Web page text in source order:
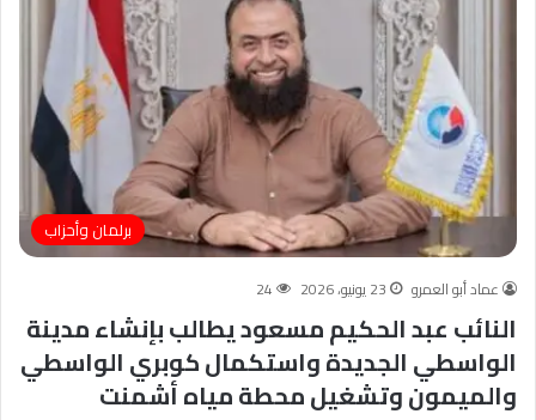
برلمان وأحزاب
عماد أبو العمرو 23 يونيو، 2026 24
النائب عبد الحكيم مسعود يطالب بإنشاء مدينة
الواسطي الجديدة واستكمال كوبري الواسطي
والميمون وتشغيل محطة مياه أشمنت